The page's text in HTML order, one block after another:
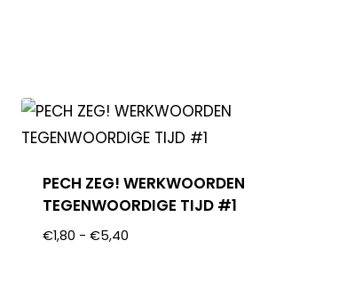
PECH ZEG! WERKWOORDEN
TEGENWOORDIGE TIJD #1
€1,80 - €5,40